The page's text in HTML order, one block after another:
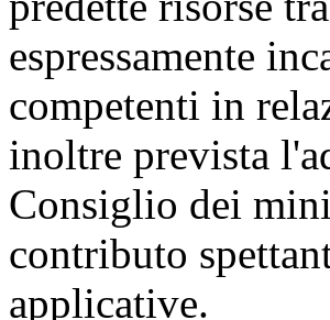
espressamente
competenti in
inoltre prevista
Consiglio dei
contributo
applicative.